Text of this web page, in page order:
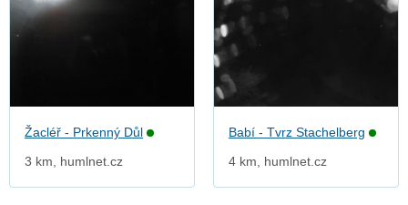
Žacléř - Prkenný Důl
3 km, humlnet.cz
Babí - Tvrz Stachelberg
4 km, humlnet.cz